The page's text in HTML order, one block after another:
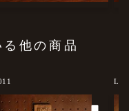
他の商品